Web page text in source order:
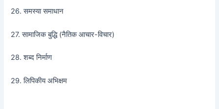
26. समस्या समाधान
27. सामाजिक बुद्धि (नैतिक आचार-विचार)
28. शब्द निर्माण
29. लिपिकीय अभिक्षम